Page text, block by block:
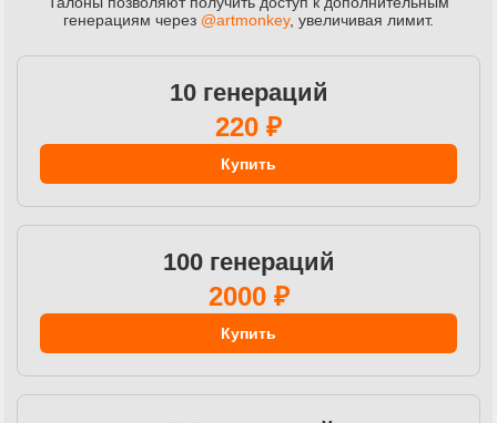
генерациям через @artmonkey, увеличивая лимит.
10 генераций
220 ₽
Купить
100 генераций
2000 ₽
Купить